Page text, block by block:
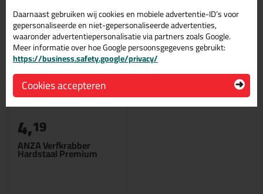
ANZA Verfkrabber
Hardstaal Premium
4,19
Daarnaast gebruiken wij cookies en mobiele advertentie-ID’s voor
gepersonaliseerde en niet-gepersonaliseerde advertenties,
waaronder advertentiepersonalisatie via partners zoals Google.
Meer informatie over hoe Google persoonsgegevens gebruikt:
https://business.safety.google/privacy/
Cookies accepteren